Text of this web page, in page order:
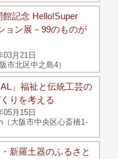
記念 Hello!Super
ョン展－99のものが
03月21日
市北区中之島4）
」福祉と伝統工芸の
りを考える
05月15日
大阪市中央区心斎橋1-
新羅土器のふるさと